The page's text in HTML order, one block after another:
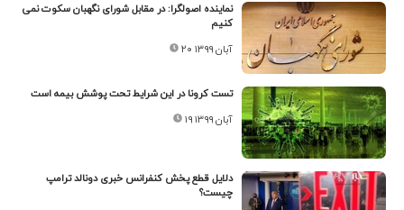
نماینده اصولگرا: در مقابل شورای نگهبان سکوت نمی
کنیم
۲۰ آبان ۱۳۹۹
تست کرونا در این شرایط تحت پوشش بیمه است
۱۹ آبان ۱۳۹۹
دلایل قطع پخش کنفرانس خبری دونالد ترامپ
چیست؟